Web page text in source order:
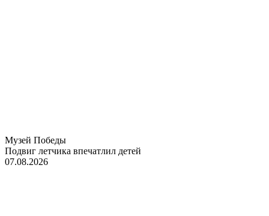
Музей Победы
Подвиг летчика впечатлил детей
07.08.2026